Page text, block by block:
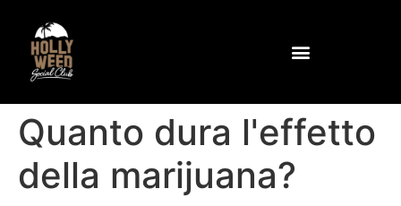
Quanto dura l'effetto
della marijuana?